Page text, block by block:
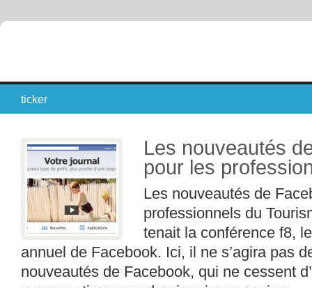
ticker
Les nouveautés
pour les
Les nouveautés de
professionnels du
tenait la conférence f8,
annuel de Facebook. Ici, il ne s’agira pas
nouveautés de Facebook, qui ne cessent